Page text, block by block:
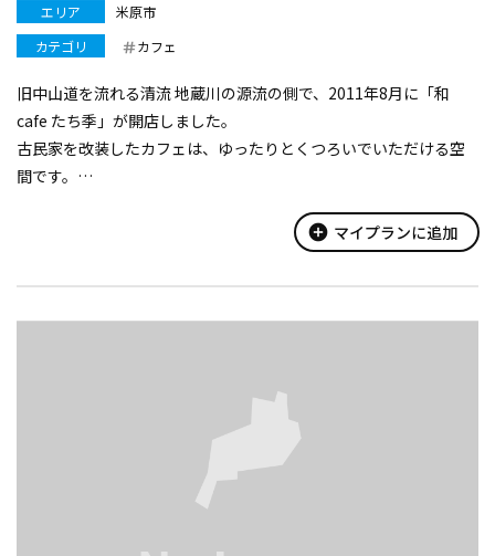
エリア
米原市
カテゴリ
カフェ
旧中山道を流れる清流 地蔵川の源流の側で、2011年8月に「和
cafe たち季」が開店しました。
古民家を改装したカフェは、ゆったりとくつろいでいただける空
間です。
春は桜、夏は冷たい湧水と梅花藻、秋は紅葉、冬は雪景色と四季
add_circle マイプランに追加